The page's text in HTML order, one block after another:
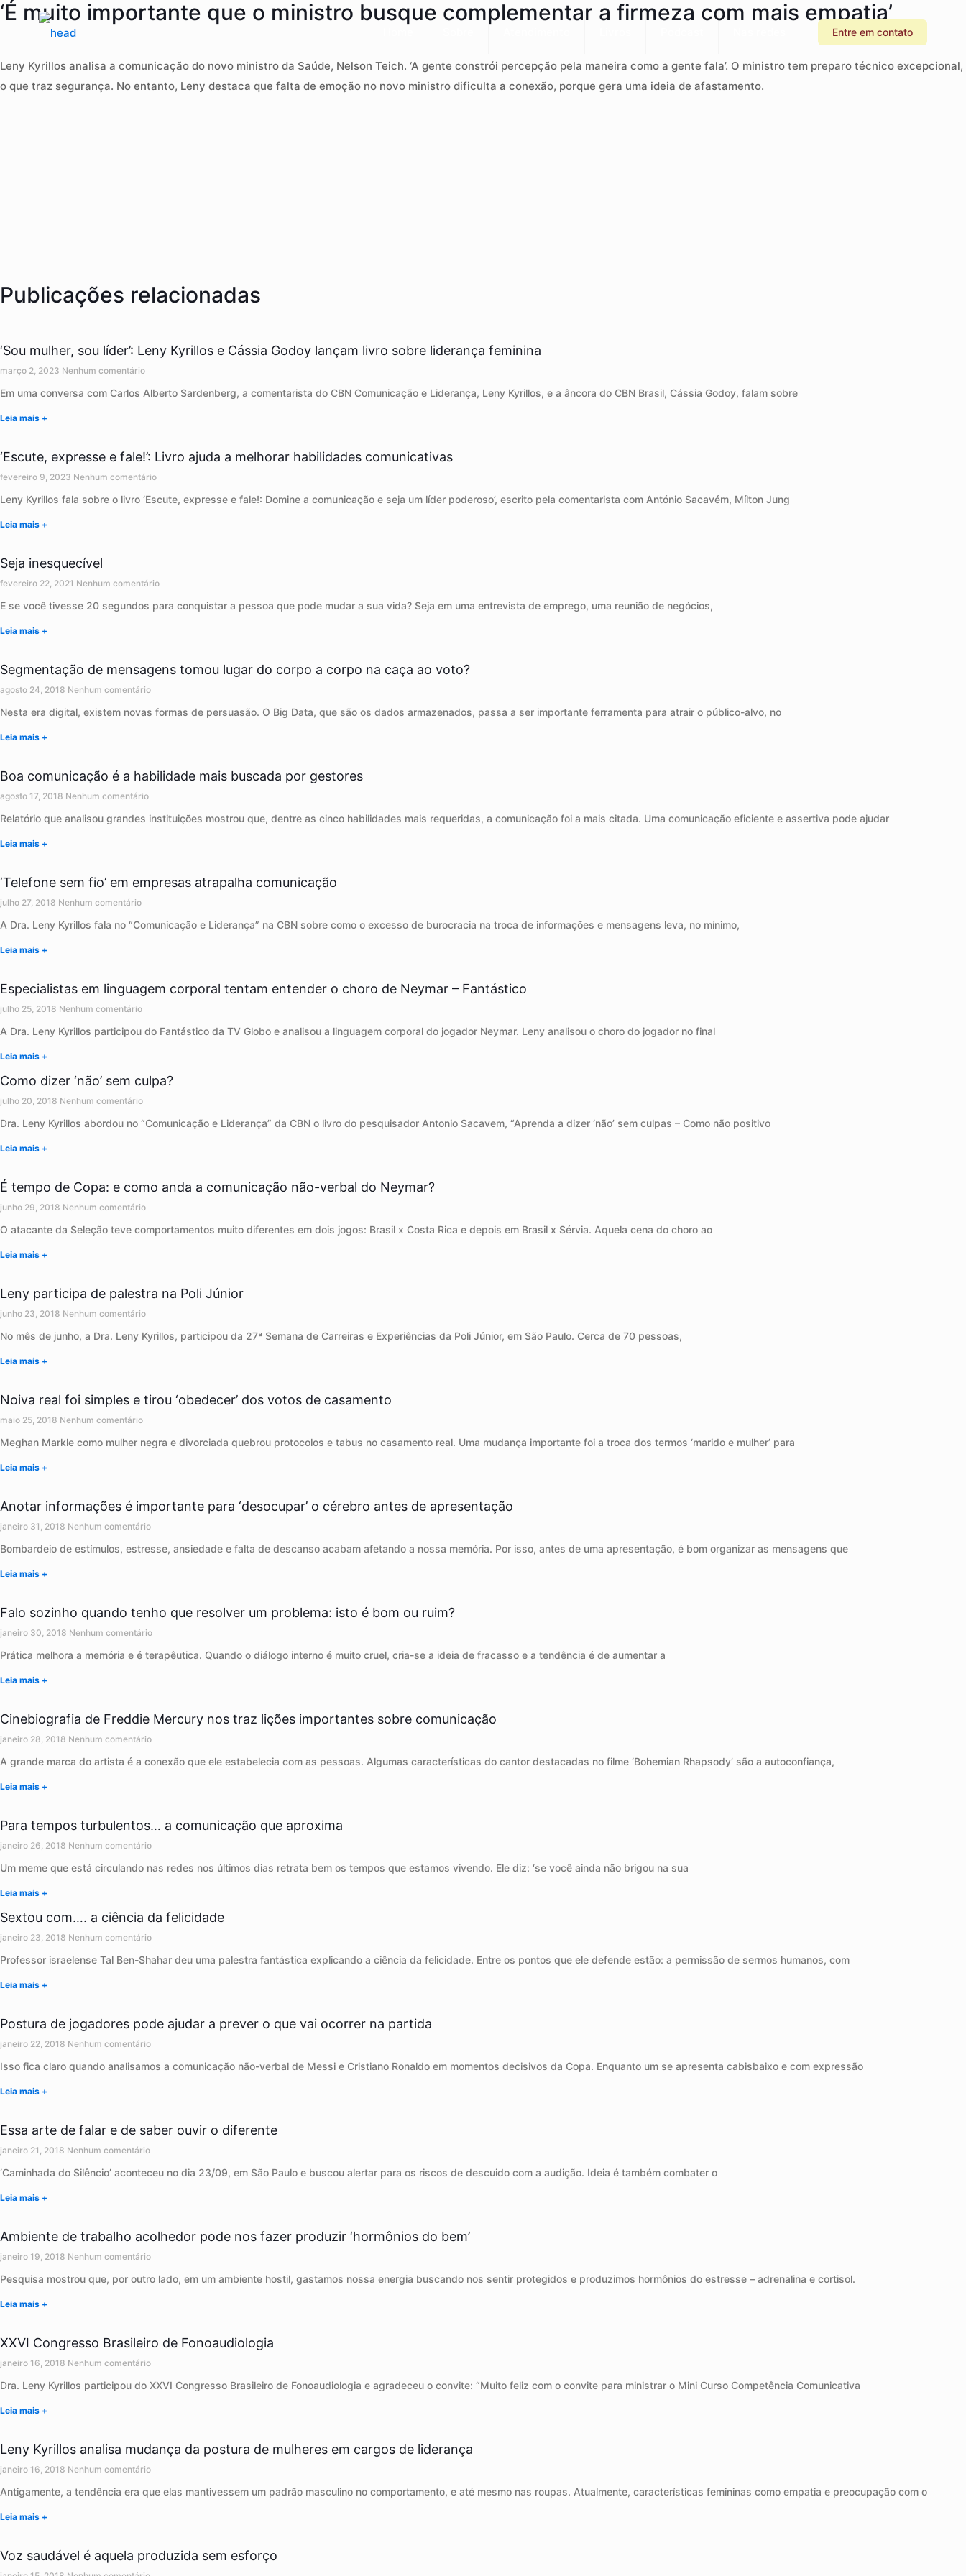
Entre em contato
‘É muito importante que o ministro busque complementar a firmeza com mais empatia’
Leny Kyrillos analisa a comunicação do novo ministro da Saúde, Nelson Teich. ‘A gente constrói percepção pela maneira como a gente fala’. O ministro tem preparo técnico excepcional,
o que traz segurança. No entanto, Leny destaca que falta de emoção no novo ministro dificulta a conexão, porque gera uma ideia de afastamento.
Publicações relacionadas
‘Sou mulher, sou líder’: Leny Kyrillos e Cássia Godoy lançam livro sobre liderança feminina
março 2, 2023 Nenhum comentário
Em uma conversa com Carlos Alberto Sardenberg, a comentarista do CBN Comunicação e Liderança, Leny Kyrillos, e a âncora do CBN Brasil, Cássia Godoy, falam sobre
Leia mais +
‘Escute, expresse e fale!’: Livro ajuda a melhorar habilidades comunicativas
fevereiro 9, 2023 Nenhum comentário
Leny Kyrillos fala sobre o livro ‘Escute, expresse e fale!: Domine a comunicação e seja um líder poderoso’, escrito pela comentarista com António Sacavém, Mílton Jung
Leia mais +
Seja inesquecível
fevereiro 22, 2021 Nenhum comentário
E se você tivesse 20 segundos para conquistar a pessoa que pode mudar a sua vida? Seja em uma entrevista de emprego, uma reunião de negócios,
Leia mais +
Segmentação de mensagens tomou lugar do corpo a corpo na caça ao voto?
agosto 24, 2018 Nenhum comentário
Nesta era digital, existem novas formas de persuasão. O Big Data, que são os dados armazenados, passa a ser importante ferramenta para atrair o público-alvo, no
Leia mais +
Boa comunicação é a habilidade mais buscada por gestores
agosto 17, 2018 Nenhum comentário
Relatório que analisou grandes instituições mostrou que, dentre as cinco habilidades mais requeridas, a comunicação foi a mais citada. Uma comunicação eficiente e assertiva pode ajudar
Leia mais +
‘Telefone sem fio’ em empresas atrapalha comunicação
julho 27, 2018 Nenhum comentário
A Dra. Leny Kyrillos fala no “Comunicação e Liderança” na CBN sobre como o excesso de burocracia na troca de informações e mensagens leva, no mínimo,
Leia mais +
Especialistas em linguagem corporal tentam entender o choro de Neymar – Fantástico
julho 25, 2018 Nenhum comentário
A Dra. Leny Kyrillos participou do Fantástico da TV Globo e analisou a linguagem corporal do jogador Neymar. Leny analisou o choro do jogador no final
Leia mais +
Como dizer ‘não’ sem culpa?
julho 20, 2018 Nenhum comentário
Dra. Leny Kyrillos abordou no “Comunicação e Liderança” da CBN o livro do pesquisador Antonio Sacavem, “Aprenda a dizer ‘não’ sem culpas – Como não positivo
Leia mais +
É tempo de Copa: e como anda a comunicação não-verbal do Neymar?
junho 29, 2018 Nenhum comentário
O atacante da Seleção teve comportamentos muito diferentes em dois jogos: Brasil x Costa Rica e depois em Brasil x Sérvia. Aquela cena do choro ao
Leia mais +
Leny participa de palestra na Poli Júnior
junho 23, 2018 Nenhum comentário
No mês de junho, a Dra. Leny Kyrillos, participou da 27ª Semana de Carreiras e Experiências da Poli Júnior, em São Paulo. Cerca de 70 pessoas,
Leia mais +
Noiva real foi simples e tirou ‘obedecer’ dos votos de casamento
maio 25, 2018 Nenhum comentário
Meghan Markle como mulher negra e divorciada quebrou protocolos e tabus no casamento real. Uma mudança importante foi a troca dos termos ‘marido e mulher’ para
Leia mais +
Anotar informações é importante para ‘desocupar’ o cérebro antes de apresentação
janeiro 31, 2018 Nenhum comentário
Bombardeio de estímulos, estresse, ansiedade e falta de descanso acabam afetando a nossa memória. Por isso, antes de uma apresentação, é bom organizar as mensagens que
Leia mais +
Falo sozinho quando tenho que resolver um problema: isto é bom ou ruim?
janeiro 30, 2018 Nenhum comentário
Prática melhora a memória e é terapêutica. Quando o diálogo interno é muito cruel, cria-se a ideia de fracasso e a tendência é de aumentar a
Leia mais +
Cinebiografia de Freddie Mercury nos traz lições importantes sobre comunicação
janeiro 28, 2018 Nenhum comentário
A grande marca do artista é a conexão que ele estabelecia com as pessoas. Algumas características do cantor destacadas no filme ‘Bohemian Rhapsody’ são a autoconfiança,
Leia mais +
Para tempos turbulentos… a comunicação que aproxima
janeiro 26, 2018 Nenhum comentário
Um meme que está circulando nas redes nos últimos dias retrata bem os tempos que estamos vivendo. Ele diz: ‘se você ainda não brigou na sua
Leia mais +
Sextou com…. a ciência da felicidade
janeiro 23, 2018 Nenhum comentário
Professor israelense Tal Ben-Shahar deu uma palestra fantástica explicando a ciência da felicidade. Entre os pontos que ele defende estão: a permissão de sermos humanos, com
Leia mais +
Postura de jogadores pode ajudar a prever o que vai ocorrer na partida
janeiro 22, 2018 Nenhum comentário
Isso fica claro quando analisamos a comunicação não-verbal de Messi e Cristiano Ronaldo em momentos decisivos da Copa. Enquanto um se apresenta cabisbaixo e com expressão
Leia mais +
Essa arte de falar e de saber ouvir o diferente
janeiro 21, 2018 Nenhum comentário
‘Caminhada do Silêncio’ aconteceu no dia 23/09, em São Paulo e buscou alertar para os riscos de descuido com a audição. Ideia é também combater o
Leia mais +
Ambiente de trabalho acolhedor pode nos fazer produzir ‘hormônios do bem’
janeiro 19, 2018 Nenhum comentário
Pesquisa mostrou que, por outro lado, em um ambiente hostil, gastamos nossa energia buscando nos sentir protegidos e produzimos hormônios do estresse – adrenalina e cortisol.
Leia mais +
XXVI Congresso Brasileiro de Fonoaudiologia
janeiro 16, 2018 Nenhum comentário
Dra. Leny Kyrillos participou do XXVI Congresso Brasileiro de Fonoaudiologia e agradeceu o convite: “Muito feliz com o convite para ministrar o Mini Curso Competência Comunicativa
Leia mais +
Leny Kyrillos analisa mudança da postura de mulheres em cargos de liderança
janeiro 16, 2018 Nenhum comentário
Antigamente, a tendência era que elas mantivessem um padrão masculino no comportamento, e até mesmo nas roupas. Atualmente, características femininas como empatia e preocupação com o
Leia mais +
Voz saudável é aquela produzida sem esforço